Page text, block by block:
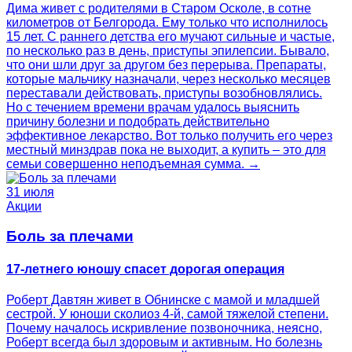
Дима живет с родителями в Старом Осколе, в сотне
километров от Белгорода. Ему только что исполнилось
15 лет. С раннего детства его мучают сильные и частые,
по несколько раз в день, приступы эпилепсии. Бывало,
что они шли друг за другом без перерыва. Препараты,
которые мальчику назначали, через несколько месяцев
переставали действовать, приступы возобновлялись.
Но с течением времени врачам удалось выяснить
причину болезни и подобрать действительно
эффективное лекарство. Вот только получить его через
местный минздрав пока не выходит, а купить – это для
семьи совершенно неподъемная сумма. →
31 июля
Акции
Боль за плечами
17-летнего юношу спасет дорогая операция
Роберт Давтян живет в Обнинске с мамой и младшей
сестрой. У юноши сколиоз 4‑й, самой тяжелой степени.
Почему началось искривление позвоночника, неясно,
Роберт всегда был здоровым и активным. Но болезнь